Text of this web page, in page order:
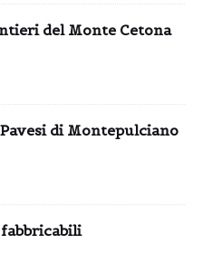
€.
del Monte Cetona
di Montepulciano